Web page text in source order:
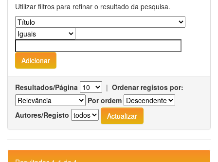
Utilizar filtros para refinar o resultado da pesquisa.
Resultados/Página | Ordenar registos por:
Por ordem
Autores/Registo